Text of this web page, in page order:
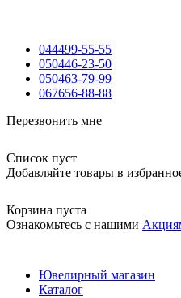
044499-55-55
050446-23-50
050463-79-99
067656-88-88
Перезвонить мне
Список пуст
Добавляйте товары в
Корзина пуста
Ознакомьтесь с нашими
Ювелирный магазин
Каталог